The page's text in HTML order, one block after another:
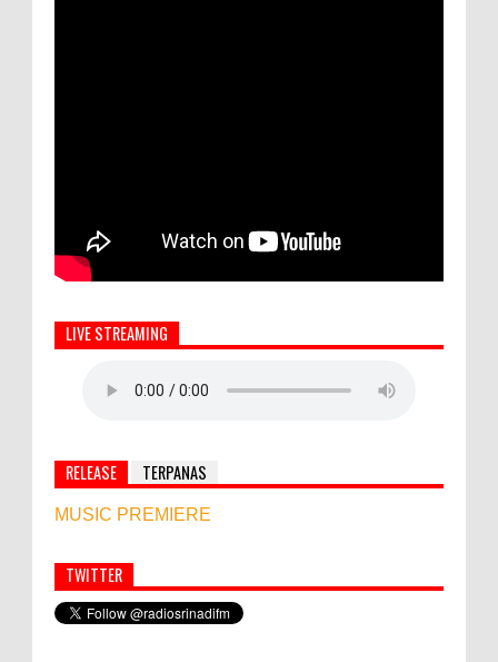
LIVE STREAMING
RELEASE TERPANAS
MUSIC PREMIERE
Simbol Persahabatan, RI Bangun Islamic Centre di
Afghanistan
TWITTER